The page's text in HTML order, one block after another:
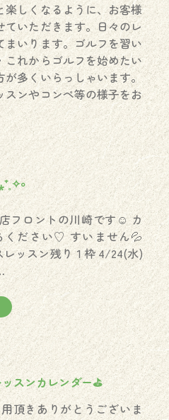
楽しくなるように、お客様
いただきます。日々のレ
いります。ゴルフを習い
これからゴルフを始めたい
多くいらっしゃいます。
ンやコンペ等の様子をお
フロントの川崎です☺︎ カ
ください♡ すいません💦
ッスン残り１枠 4/24(水)
スンカレンダー⛳️
頂きありがとうございま